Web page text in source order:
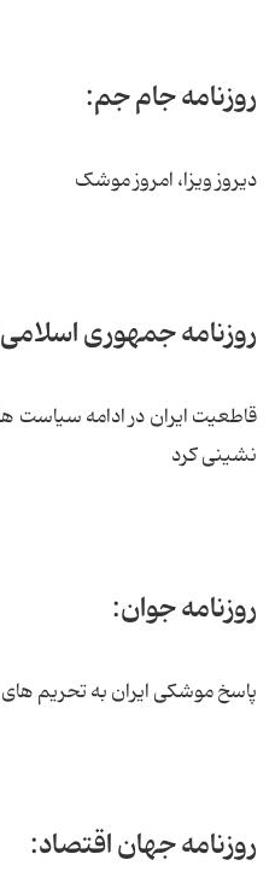
روزنامه جام جم:
دیروز ویزا، امروز موشک
روزنامه جمهوری
قاطعیت ایران در ادامه سیاست
نشینی کرد
روزنامه جوان:
پاسخ موشکی ایران به تحریم های
روزنامه جهان اقتصاد: